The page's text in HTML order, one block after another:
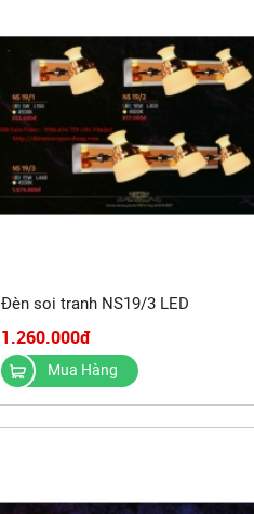
Đèn soi tranh NS19/3 LED
1.260.000đ
Mua Hàng